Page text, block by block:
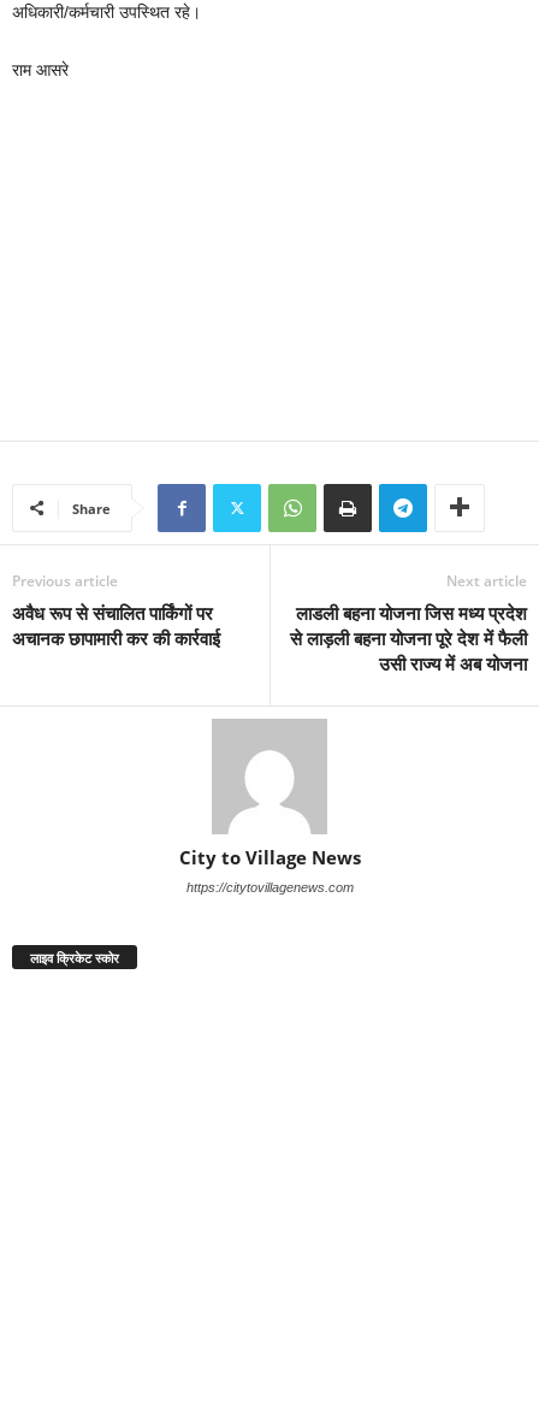
अधिकारी/कर्मचारी उपस्थित रहे।
राम आसरे
Share
Previous article
अवैध रूप से संचालित पार्किंगों पर
अचानक छापामारी कर की कार्रवाई
Next article
लाडली बहना योजना जिस मध्य प्रदेश
से लाड़ली बहना योजना पूरे देश में फैली
उसी राज्य में अब योजना
City to Village News
https://citytovillagenews.com
लाइव क्रिकेट स्कोर